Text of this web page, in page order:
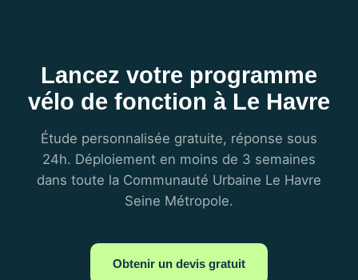
Lancez votre programme
vélo de fonction à Le Havre
Étude personnalisée gratuite, réponse sous
24h. Déploiement en moins de 3 semaines
dans toute la Communauté Urbaine Le Havre
Seine Métropole.
Obtenir un devis gratuit